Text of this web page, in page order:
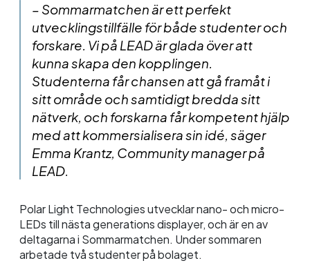
– Sommarmatchen är ett perfekt
utvecklingstillfälle för både studenter och
forskare. Vi på LEAD är glada över att
kunna skapa den kopplingen.
Studenterna får chansen att gå framåt i
sitt område och samtidigt bredda sitt
nätverk, och forskarna får kompetent hjälp
med att kommersialisera sin idé, säger
Emma Krantz, Community manager på
LEAD.
Polar Light Technologies utvecklar nano- och micro-
LEDs till nästa generations displayer, och är en av
deltagarna i Sommarmatchen. Under sommaren
arbetade två studenter på bolaget.